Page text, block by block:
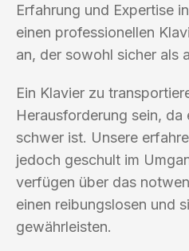
Erfahrung und Expertise
einen professionellen
an, der sowohl sicher als
Ein Klavier zu
Herausforderung sein,
schwer ist. Unsere
jedoch geschult im
verfügen über das
einen reibungslosen und
gewährleisten.